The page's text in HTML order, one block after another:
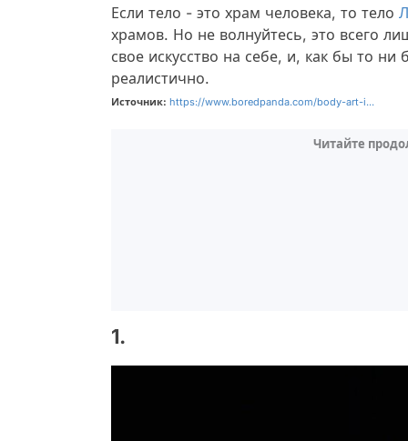
Если тело - это храм человека, то тело
храмов. Но не волнуйтесь, это всего
свое искусство на себе, и, как бы то
реалистично.
Источник: https://www.boredpanda.com/body-art-i...
Читайте
1.